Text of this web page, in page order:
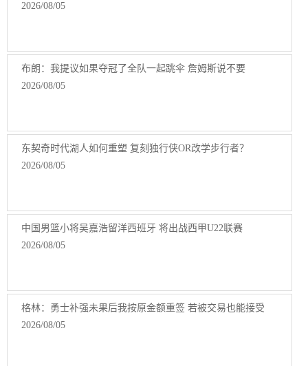
2026/08/05
布朗：我提议如果夺冠了全队一起跳伞 詹姆斯说不要
2026/08/05
东契奇时代湖人如何重塑 复刻独行侠OR改学步行者？
2026/08/05
中国男篮小将吴嘉浩留洋西班牙 将出战西甲U22联赛
2026/08/05
格林：勇士补强未果后我按原金额重签 若被交易也能接受
2026/08/05